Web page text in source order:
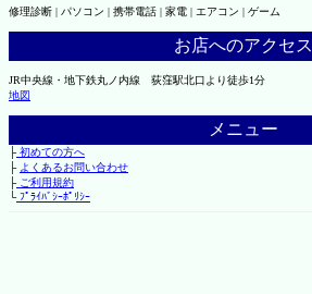
修理診断 | パソコン | 携帯電話 | 家電 | エアコン | ゲーム
お店へのアクセス
JR中央線・地下鉄丸ノ内線 荻窪駅北口より徒歩1分
地図
メニュー
├初めての方へ
├ よくあるお問い合わせ
├ご利用規約
└ﾌﾟﾗｲﾊﾞｼｰﾎﾟﾘｼｰ